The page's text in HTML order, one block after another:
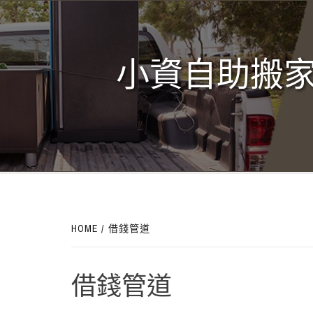
Skip
to
content
小資自助搬
HOME 借錢管道
借錢管道